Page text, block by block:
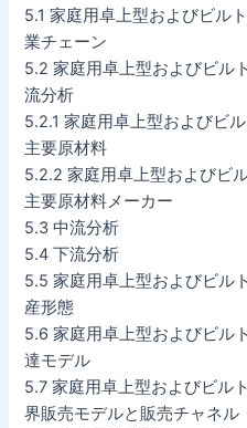
5.1 家庭用卓上型およびビル
業チェーン
5.2 家庭用卓上型およびビル
流分析
5.2.1 家庭用卓上型およびビ
主要原材料
5.2.2 家庭用卓上型およびビ
主要原材料メーカー
5.3 中流分析
5.4 下流分析
5.5 家庭用卓上型およびビル
産形態
5.6 家庭用卓上型およびビル
達モデル
5.7 家庭用卓上型およびビル
界販売モデルと販売チャネル